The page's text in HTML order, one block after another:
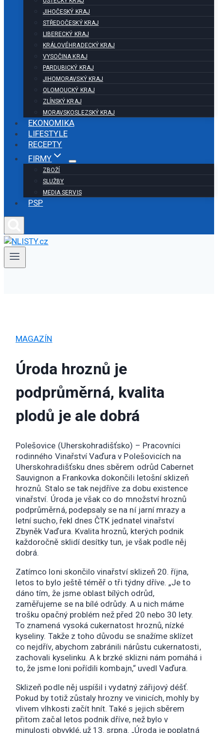
JIHOČESKÝ KRAJ
STŘEDOČESKÝ KRAJ
LIBERECKÝ KRAJ
KRÁLOVÉHRADECKÝ KRAJ
VYSOČINA KRAJ
PARDUBICKÝ KRAJ
JIHOMORAVSKÝ KRAJ
OLOMOUCKÝ KRAJ
ZLÍNSKÝ KRAJ
MORAVSKOSLEZSKÝ KRAJ
EKONOMIKA
LIFESTYLE
RECEPTY
FIRMY
ZBOŽÍ
SLUŽBY
MEDIA SERVIS
PSP
MAGAZÍN
Úroda hroznů je
podprůměrná, kvalita
plodů je ale dobrá
Polešovice (Uherskohradišťsko) – Pracovníci
rodinného Vinařství Vaďura v Polešovicích na
Uherskohradišťsku dnes sběrem odrůd Cabernet
Sauvignon a Frankovka dokončili letošní sklizeň
hroznů. Stalo se tak nejdříve za dobu existence
vinařství. Úroda je však co do množství hroznů
podprůměrná, podepsaly se na ní jarní mrazy a
letní sucho, řekl dnes ČTK jednatel vinařství
Zbyněk Vaďura. Kvalita hroznů, kterých podnik
každoročně sklidí desítky tun, je však podle něj
dobrá.
Zatímco loni skončilo vinařství sklizeň 20. října,
letos to bylo ještě téměř o tři týdny dříve. „Je to
dáno tím, že jsme oblast bílých odrůd,
zaměřujeme se na bílé odrůdy. A u nich máme
trošku opačný problém než před 20 nebo 30 lety.
To znamená vysoká cukernatost hroznů, nízké
kyseliny. Takže z toho důvodu se snažíme sklízet
co nejdřív, abychom zabránili nárůstu cukernatosti,
zachovali kyselinku. A k brzké sklizni nám pomáhá i
to, že jsme loni pořídili kombajn,“ uvedl Vaďura.
Sklizeň podle něj uspíšil i vydatný zářijový déšť.
Pokud by totiž zůstaly hrozny ve vinicích, mohly by
vlivem vlhkosti začít hnít. Také s jejich sběrem
přitom začal letos podnik dříve, než bylo v
minulosti obvyklé, už 13. srpna. „Úroda je poplatná